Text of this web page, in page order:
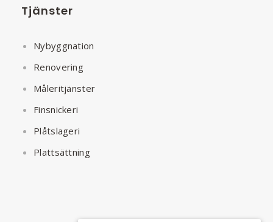
Tjänster
Nybyggnation
Renovering
Måleritjänster
Finsnickeri
Plåtslageri
Plattsättning